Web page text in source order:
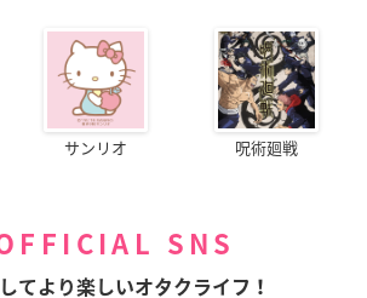
サンリオ 呪術廻戦
SNS
てより楽しいオタクライフ！